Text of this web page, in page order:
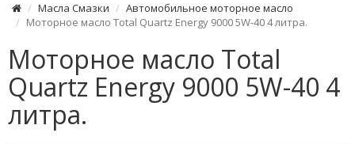
Масла Смазки
Автомобильное моторное масло
Моторное масло Total Quartz Energy 9000 5W-40 4 литра.
Моторное масло Total
Quartz Energy 9000 5W-40 4
литра.